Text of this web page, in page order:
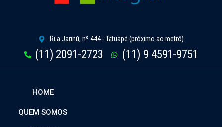
Rua Jarinú, nº 444 - Tatuapé (próximo ao metrô)
(11) 2091-2723 (11) 9 4591-9751
HOME
QUEM SOMOS